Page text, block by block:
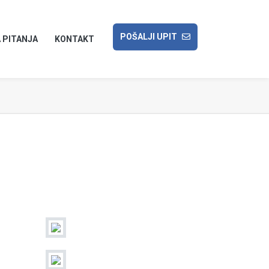
PITANJA KONTAKT POŠALJI UPIT